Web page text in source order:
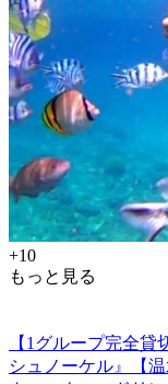
+10
もっと見る
【1グループ完全
シュノーケル』【